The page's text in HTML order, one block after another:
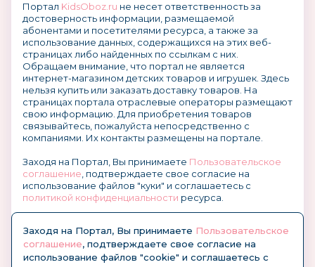
Портал KidsOboz.ru не несет ответственность за
достоверность информации, размещаемой
абонентами и посетителями ресурса, а также за
использование данных, содержащихся на этих веб-
страницах либо найденных по ссылкам с них.
Обращаем внимание, что портал не является
интернет-магазином детских товаров и игрушек. Здесь
нельзя купить или заказать доставку товаров. На
страницах портала отраслевые операторы размещают
свою информацию. Для приобретения товаров
связывайтесь, пожалуйста непосредственно с
компаниями. Их контакты размещены на портале.
Заходя на Портал, Вы принимаете Пользовательское
соглашение , подтверждаете свое согласие на
использование файлов "куки" и соглашаетесь с
политикой конфиденциальности ресурса.
Заходя на Портал, Вы принимаете Пользовательское
соглашение, подтверждаете свое согласие на
использование файлов "cookie" и соглашаетесь с